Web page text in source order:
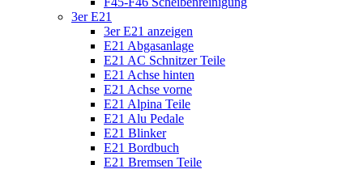
3er E21
3er E21 anzeigen
E21 Abgasanlage
E21 AC Schnitzer Teile
E21 Achse hinten
E21 Achse vorne
E21 Alpina Teile
E21 Alu Pedale
E21 Blinker
E21 Bordbuch
E21 Bremsen Teile